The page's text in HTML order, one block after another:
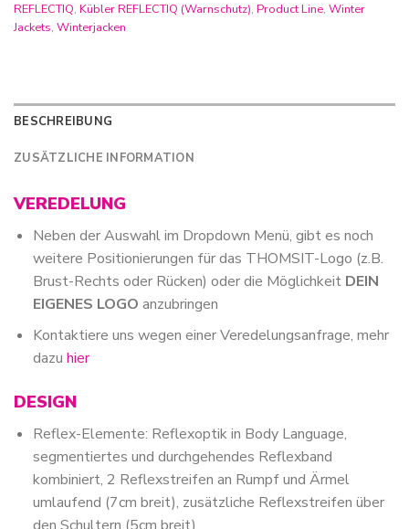
REFLECTIQ, Kübler REFLECTIQ (Warnschutz), Product Line, Winter
Jackets, Winterjacken
BESCHREIBUNG
ZUSÄTZLICHE INFORMATION
VEREDELUNG
Neben der Auswahl im Dropdown Menü, gibt es noch
weitere Positionierungen für das THOMSIT-Logo (z.B.
Brust-Rechts oder Rücken) oder die Möglichkeit DEIN
EIGENES LOGO anzubringen
Kontaktiere uns wegen einer Veredelungsanfrage, mehr
dazu hier
DESIGN
Reflex-Elemente: Reflexoptik in Body Language,
segmentiertes und durchgehendes Reflexband
kombiniert, 2 Reflexstreifen an Rumpf und Ärmel
umlaufend (7cm breit), zusätzliche Reflexstreifen über